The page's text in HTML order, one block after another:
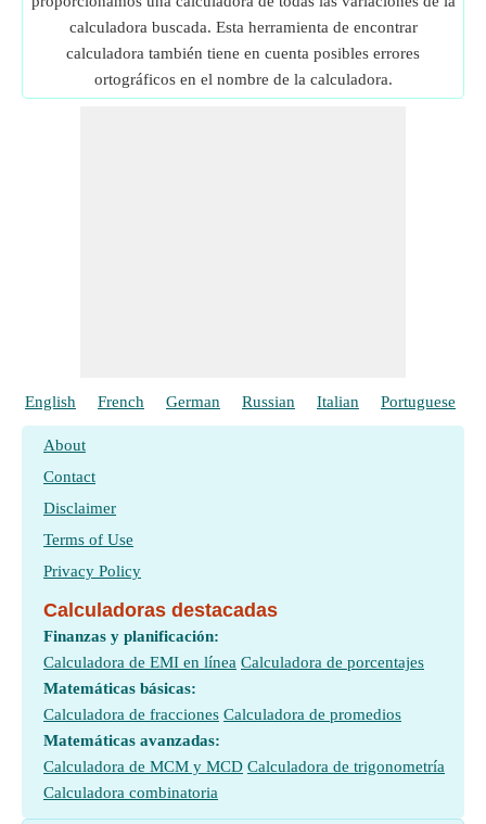
calculadora buscada. Esta herramienta de encontrar
calculadora también tiene en cuenta posibles errores
ortográficos en el nombre de la calculadora.
English French German Russian Italian Portuguese
About
Contact
Disclaimer
Terms of Use
Privacy Policy
Calculadoras destacadas
Finanzas y planificación:
Calculadora de EMI en línea Calculadora de porcentajes
Matemáticas básicas:
Calculadora de fracciones Calculadora de promedios
Matemáticas avanzadas:
Calculadora de MCM y MCD Calculadora de trigonometría
Calculadora combinatoria